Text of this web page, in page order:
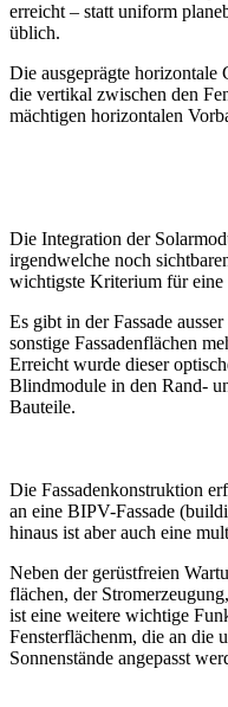
erreicht – statt uniform
üblich.
Die ausgeprägte
die vertikal zwischen den
mächtigen horizontalen
Die Integration der
irgendwelche noch
wichtigste Kriterium für eine
Es gibt in der Fassade
sonstige Fassadenflächen
Erreicht wurde dieser
Blindmodule in den Rand-
Bauteile.
Die Fassadenkonstruktion
an eine BIPV-Fassade
hinaus ist aber auch eine
Neben der gerüstfreien
flächen, der
ist eine weitere wichtige
Fensterflächenm, die an die
Sonnenstände angepasst